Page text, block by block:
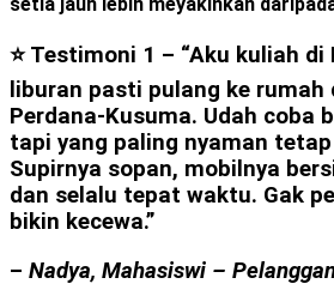
⭐ Testimoni 1 – “Aku kuliah
liburan pasti pulang ke rumah
Perdana-Kusuma. Udah coba
tapi yang paling nyaman
Supirnya sopan, mobilnya
dan selalu tepat waktu. Gak
bikin kecewa.”
– Nadya, Mahasiswi –